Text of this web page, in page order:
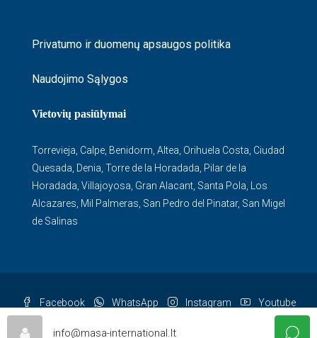
Privatumo ir duomenų apsaugos politika
Naudojimo Sąlygos
Vietovių pasiūlymai
Torrevieja, Calpe, Benidorm, Altea, Orihuela Costa, Ciudad
Quesada, Denia, Torre de la Horadada, Pilar de la
Horadada, Villajoyosa, Gran Alacant, Santa Pola, Los
Alcazares, Mil Palmeras, San Pedro del Pinatar, San Migel
de Salinas
Facebook WhatsApp Instagram Youtube
© Masa - All rights reserved
info@masa-international.lt